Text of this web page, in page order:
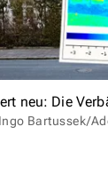
neu: Die
Bartussek/